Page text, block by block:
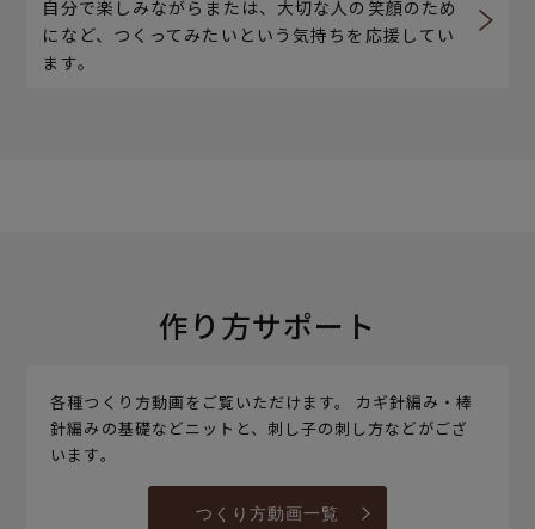
自分で楽しみながらまたは、大切な人の笑顔のため
になど、つくってみたいという気持ちを応援してい
ます。
作り方サポート
各種つくり方動画をご覧いただけます。 カギ針編み・棒
針編みの基礎などニットと、刺し子の刺し方などがござ
います。
つくり方動画一覧